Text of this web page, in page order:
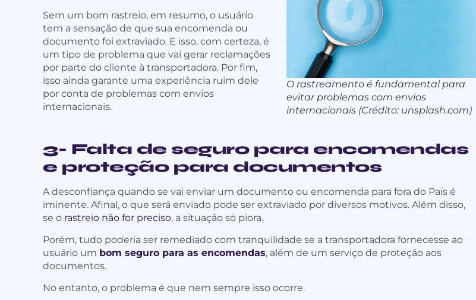
O rastreamento é fundamental para
evitar problemas com envios
internacionais (Crédito: unsplash.com)
Sem um bom rastreio, em resumo, o usuário
tem a sensação de que sua encomenda ou
documento foi extraviado. E isso, com certeza, é
um tipo de problema que vai gerar reclamações
por parte do cliente à transportadora. Por fim,
isso ainda garante uma experiência ruim dele
por conta de problemas com envios
internacionais.
3- Falta de seguro para encomendas
e proteção para documentos
A desconfiança quando se vai enviar um documento ou encomenda para fora do País é
iminente. Afinal, o que será enviado pode ser extraviado por diversos motivos. Além disso,
se o rastreio não for preciso, a situação só piora.
Porém, tudo poderia ser remediado com tranquilidade se a transportadora fornecesse ao
usuário um bom seguro para as encomendas, além de um serviço de proteção aos
documentos.
No entanto, o problema é que nem sempre isso ocorre.